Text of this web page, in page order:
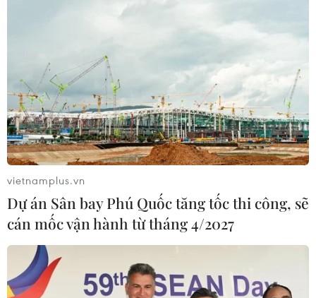
vietnamplus.vn
Dự án Sân bay Phú Quốc tăng tốc thi công, sẽ
cán mốc vận hành từ tháng 4/2027